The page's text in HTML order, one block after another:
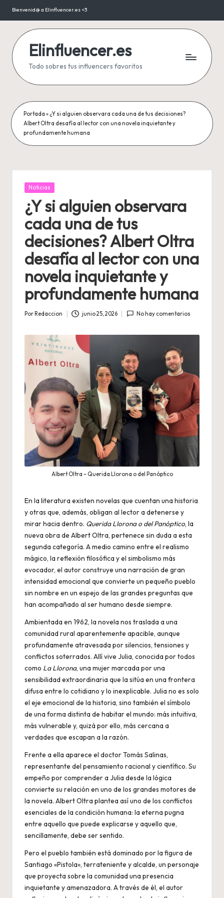
Saltar
contenido
Bienvenid@ a Elinfluencer.es <3
Elinfluencer.es
Todo sobres tus influencers favoritos
Portada » ¿Y si alguien observara cada una de tus decisiones?
Albert Oltra desafía al lector con una novela inquietante y
profundamente humana
Publicada
Noticias
¿Y si alguien observara
cada una de tus
decisiones? Albert Oltra
desafía al lector con una
novela inquietante y
profundamente humana
Por Redaccion junio 25, 2026 No hay comentarios
Albert Oltra – Querida Llorona o del Panóptico
En la literatura existen novelas que cuentan una historia
y otras que, además, obligan al lector a detenerse y
mirar hacia dentro. Querida Llorona o del Panóptico, la
nueva obra de Albert Oltra, pertenece sin duda a esta
segunda categoría. A medio camino entre el realismo
mágico, la reflexión filosófica y el simbolismo más
evocador, el autor construye una narración de gran
intensidad emocional que convierte un pequeño pueblo
sin nombre en un espejo de las grandes preguntas que
han acompañado al ser humano desde siempre.
Ambientada en 1962, la novela nos traslada a una
comunidad rural aparentemente apacible, aunque
profundamente atravesada por silencios, tensiones y
conflictos soterrados. Allí vive Julia, conocida por todos
como La Llorona, una mujer marcada por una
sensibilidad extraordinaria que la sitúa en una frontera
difusa entre lo cotidiano y lo inexplicable. Julia no es solo
el eje emocional de la historia, sino también el símbolo
de una forma distinta de habitar el mundo: más intuitiva,
más vulnerable y, quizá por ello, más cercana a
verdades que escapan a la razón.
Frente a ella aparece el doctor Tomás Salinas,
representante del pensamiento racional y científico. Su
empeño por comprender a Julia desde la lógica
convierte su relación en uno de los grandes motores de
la novela. Albert Oltra plantea así uno de los conflictos
esenciales de la condición humana: la eterna pugna
entre aquello que puede explicarse y aquello que,
sencillamente, debe ser sentido.
Pero el pueblo también está dominado por la figura de
Santiago «Pistola», terrateniente y alcalde, un personaje
que proyecta sobre la comunidad una presencia
inquietante y amenazadora. A través de él, el autor